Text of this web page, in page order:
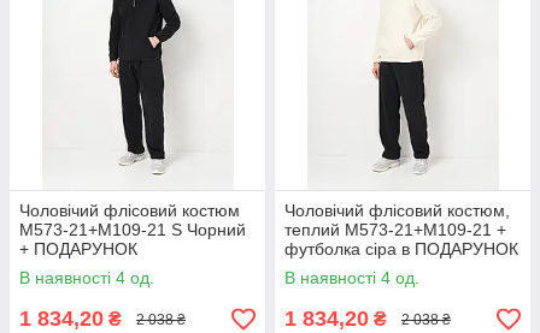
Чоловічий флісовий костюм
М573-21+М109-21 S Чорний
+ ПОДАРУНОК
В наявності 4 од.
1 834,20 ₴ 2 038 ₴
Чоловічий флісовий костюм,
теплий М573-21+М109-21 +
футболка сіра в ПОДАРУНОК
S Молочний
В наявності 4 од.
1 834,20 ₴ 2 038 ₴